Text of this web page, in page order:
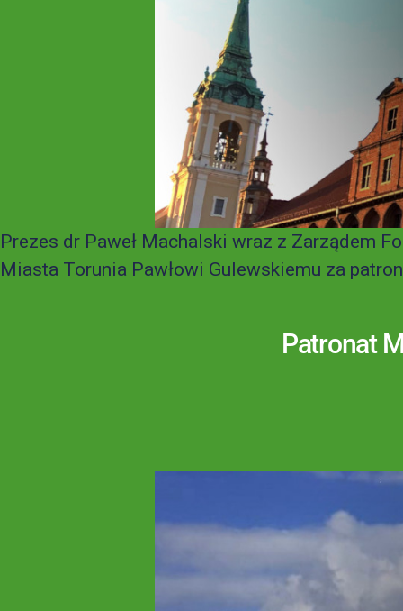
Prezes dr Paweł Machalski wraz z Zarządem
Miasta Torunia Pawłowi Gulewskiemu za
Patronat